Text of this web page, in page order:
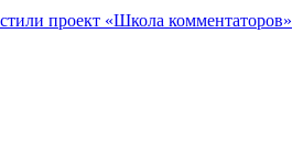
проект «Школа комментаторов»